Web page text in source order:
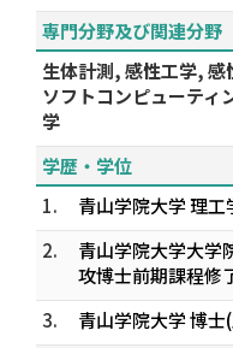
専門分野及び関連分野
生体計測, 感性工学,
ソフトコンピューティ
学
学歴・学位
1.
青山学院大学 理
2.
青山学院大学大学
攻博士前期課程修
3.
青山学院大学 博士